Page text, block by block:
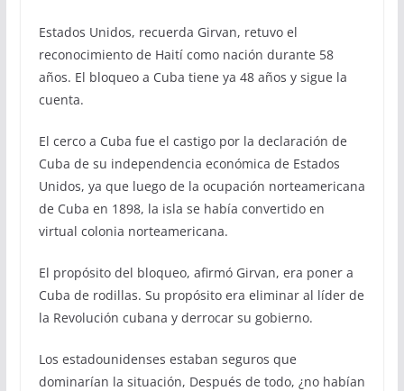
Estados Unidos, recuerda Girvan, retuvo el
reconocimiento de Haití como nación durante 58
años. El bloqueo a Cuba tiene ya 48 años y sigue la
cuenta.
El cerco a Cuba fue el castigo por la declaración de
Cuba de su independencia económica de Estados
Unidos, ya que luego de la ocupación norteamericana
de Cuba en 1898, la isla se había convertido en
virtual colonia norteamericana.
El propósito del bloqueo, afirmó Girvan, era poner a
Cuba de rodillas. Su propósito era eliminar al líder de
la Revolución cubana y derrocar su gobierno.
Los estadounidenses estaban seguros que
dominarían la situación, Después de todo, ¿no habían